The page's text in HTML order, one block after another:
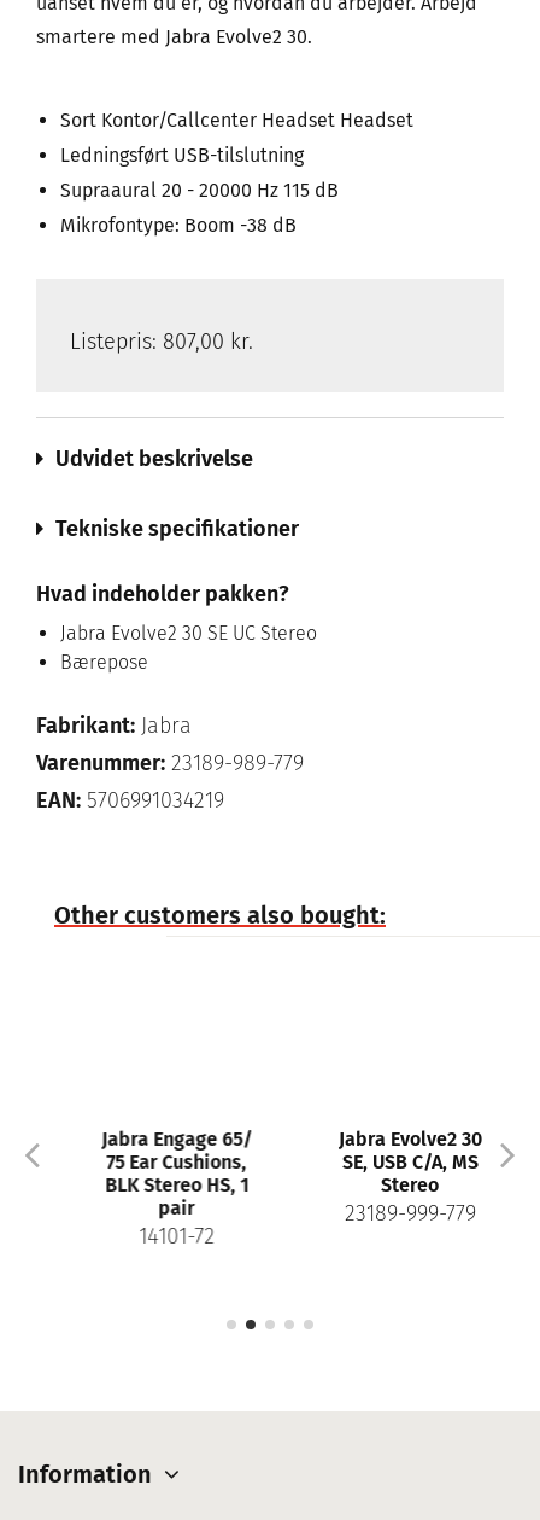
smartere med Jabra Evolve2 30.
Sort Kontor/Callcenter Headset Headset
Ledningsført USB-tilslutning
Supraaural 20 - 20000 Hz 115 dB
Mikrofontype: Boom -38 dB
Listepris: 807,00 kr.
Udvidet beskrivelse
Tekniske specifikationer
Hvad indeholder pakken?
Jabra Evolve2 30 SE UC Stereo
Bærepose
Fabrikant: Jabra
Varenummer: 23189-989-779
EAN: 5706991034219
Other customers also bought:
Jabra Engage 65/
75 Ear Cushions,
BLK Stereo HS, 1
pair
14101-72
Jabra Evolve2 30
SE, USB C/A, MS
Stereo
23189-999-779
Information